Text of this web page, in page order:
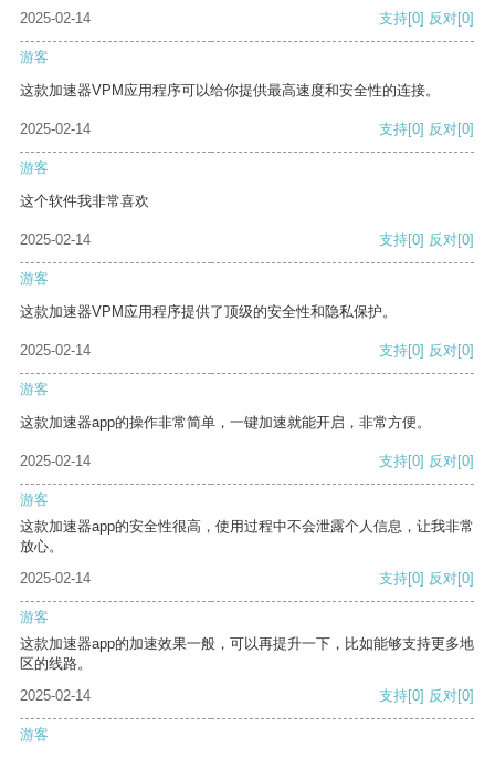
2025-02-14
支持[0] 反对[0]
游客
这款加速器VPM应用程序可以给你提供最高速度和安全性的连接。
2025-02-14 支持[0] 反对[0]
游客
这个软件我非常喜欢
2025-02-14 支持[0] 反对[0]
游客
这款加速器VPM应用程序提供了顶级的安全性和隐私保护。
2025-02-14 支持[0] 反对[0]
游客
这款加速器app的操作非常简单，一键加速就能开启，非常方便。
2025-02-14 支持[0] 反对[0]
游客
这款加速器app的安全性很高，使用过程中不会泄露个人信息，让我非常
放心。
2025-02-14
支持[0] 反对[0]
游客
这款加速器app的加速效果一般，可以再提升一下，比如能够支持更多地
区的线路。
2025-02-14
支持[0] 反对[0]
游客